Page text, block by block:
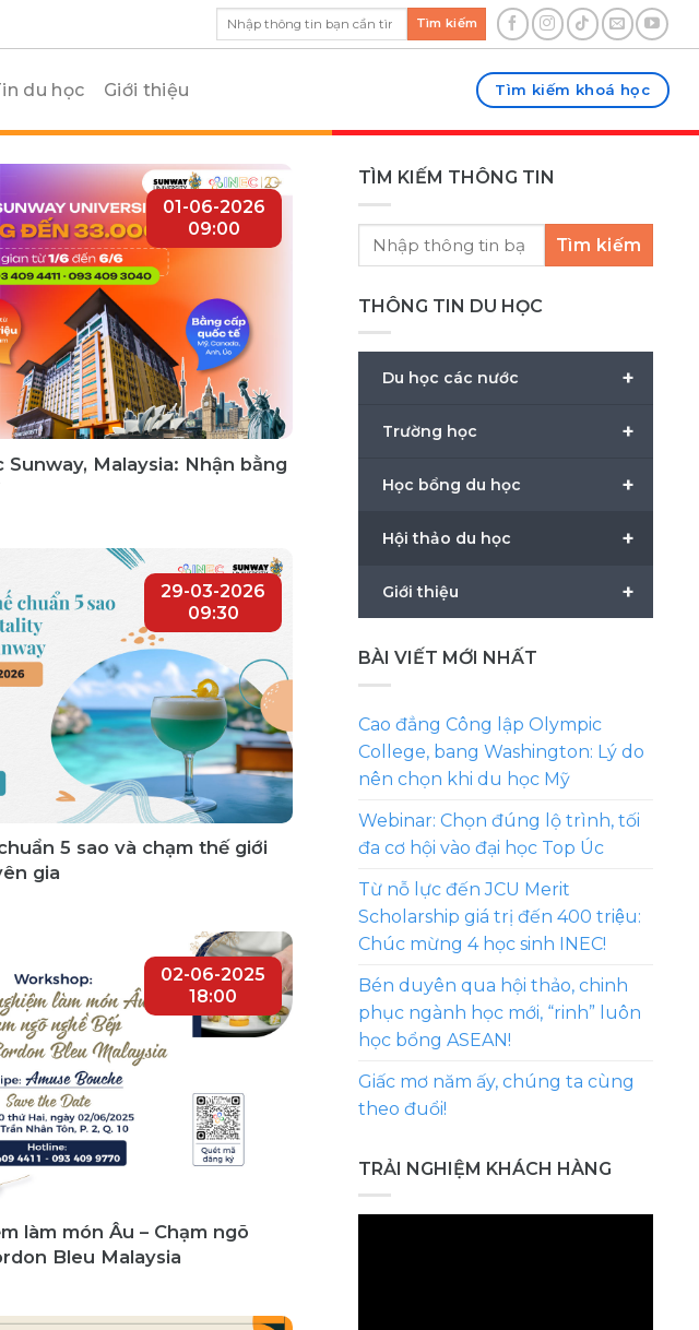
Tìm kiếm
du học Giới thiệu Tìm kiếm khoá học
Malaysia: Nhận bằng
01-06-2026
09:00
5 sao và chạm thế giới
gia
29-03-2026
09:30
làm món Âu – Chạm ngõ
Bleu Malaysia
02-06-2025
18:00
TÌM KIẾM THÔNG TIN
Tìm kiếm
THÔNG TIN DU HỌC
+
Du học các nước
+
Trường học
+
Học bổng du học
+
Hội thảo du học
+
Giới thiệu
BÀI VIẾT MỚI NHẤT
Cao đẳng Công lập Olympic
College, bang Washington: Lý do
nên chọn khi du học Mỹ
Webinar: Chọn đúng lộ trình, tối
đa cơ hội vào đại học Top Úc
Từ nỗ lực đến JCU Merit
Scholarship giá trị đến 400 triệu:
Chúc mừng 4 học sinh INEC!
Bén duyên qua hội thảo, chinh
phục ngành học mới, “rinh” luôn
học bổng ASEAN!
Giấc mơ năm ấy, chúng ta cùng
theo đuổi!
TRẢI NGHIỆM KHÁCH HÀNG